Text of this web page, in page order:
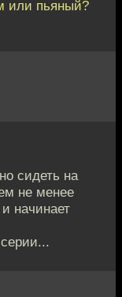
или пьяный?
сидеть на
не менее
начинает